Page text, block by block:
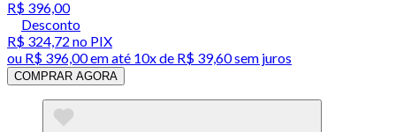
R$ 396,00
Desconto
R$ 324,72 no PIX
ou R$ 396,00em até 10x de R$ 39,60 sem juros
COMPRAR AGORA